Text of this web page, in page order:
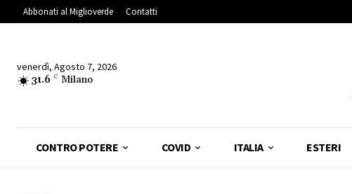
Abbonati al Miglioverde Contatti
venerdì, Agosto 7, 2026
31.6 C Milano
CONTRO POTERE COVID ITALIA ESTERI